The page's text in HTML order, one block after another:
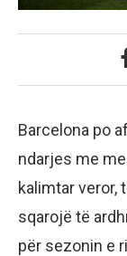
Barcelona po
ndarjes me
kalimtar veror,
sqarojë të
për sezonin e